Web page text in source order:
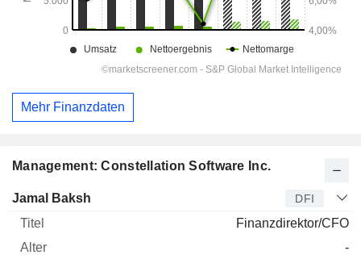
Management: Constellation Software Inc.
Manager Titel
Jamal Baksh DFI
Finanzdirektor/CFO
-
Mehr Finanzdaten